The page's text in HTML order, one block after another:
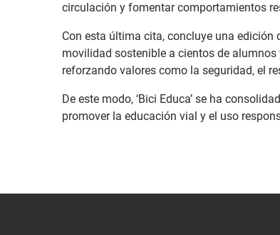
circulación y fomentar comportamientos
Con esta última cita, concluye una
movilidad sostenible a cientos de
reforzando valores como la seguridad, el
De este modo, ‘Bici Educa’ se ha
promover la educación vial y el uso